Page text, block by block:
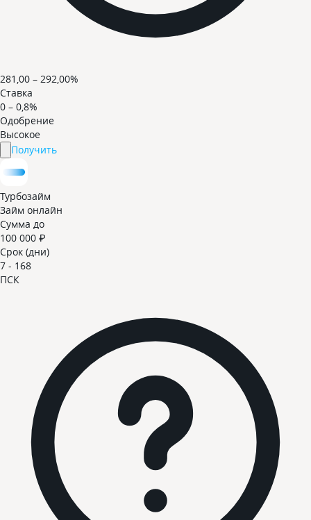
281,00 – 292,00%
Ставка
0 – 0,8%
Одобрение
Высокое
Получить
Турбозайм
Займ онлайн
Сумма до
100 000 ₽
Срок (дни)
7 - 168
ПСК